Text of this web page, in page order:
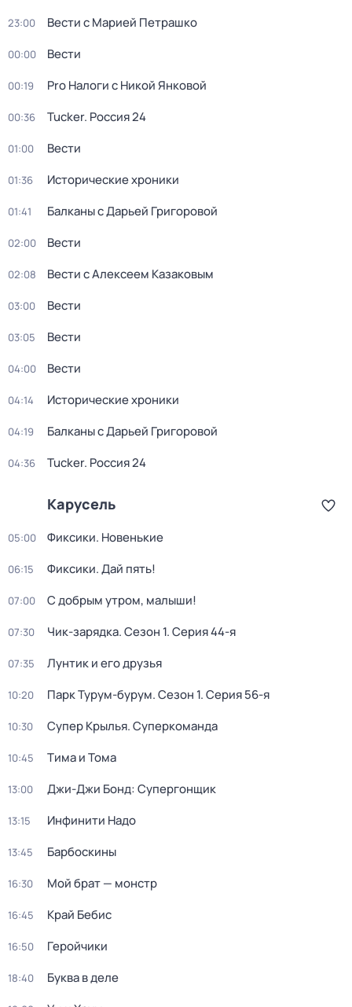
23:00 Вести с Марией Петрашко
00:00 Вести
00:19 Pro Налоги с Никой Янковой
00:36 Tucker. Россия 24
01:00 Вести
01:36 Исторические хроники
01:41 Балканы с Дарьей Григоровой
02:00 Вести
02:08 Вести с Алексеем Казаковым
03:00 Вести
03:05 Вести
04:00 Вести
04:14 Исторические хроники
04:19 Балканы с Дарьей Григоровой
04:36 Tucker. Россия 24
Карусель
05:00 Фиксики. Новенькие
06:15 Фиксики. Дай пять!
07:00 С добрым утром, малыши!
07:30 Чик-зарядка. Сезон 1. Серия 44-я
07:35 Лунтик и его друзья
10:20 Парк Турум-бурум. Сезон 1. Серия 56-я
10:30 Супер Крылья. Суперкоманда
10:45 Тима и Тома
13:00 Джи-Джи Бонд: Супергонщик
13:15 Инфинити Надо
13:45 Барбоскины
16:30 Мой брат — монстр
16:45 Край Бебис
16:50 Геройчики
18:40 Буква в деле